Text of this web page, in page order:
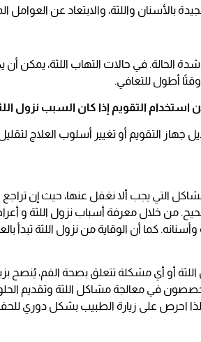
بالأسنان واللثة، والابتعاد عن
الحالة. في حالات التهاب اللثة، يمكن أن
أطول للتعافي.
التقويم أو تغيير أسلوب العلاج لتقليل
التي يجب ألا نغفل عنها، حيث إن
من خلال معرفة أسباب نزول اللثة و
كما أن الوقاية من نزول اللثة تبدأ
أو أي مشكلة تتعلق بصحة الفم، يُنصح
في معالجة مشاكل اللثة وتقديم
لذا احرص على زيارة الطبيب بشكل دوري